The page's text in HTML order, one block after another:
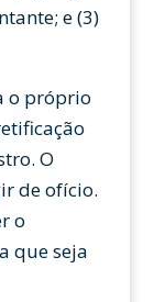
e (3)
o próprio
O
de ofício.
o
que seja